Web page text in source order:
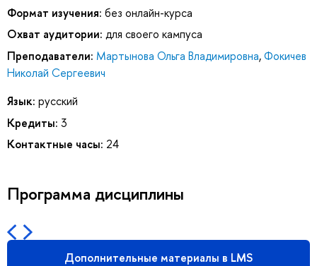
Формат изучения: без онлайн-курса
Охват аудитории: для своего кампуса
Преподаватели: Мартынова Ольга Владимировна,Фокичев
Николай Сергеевич
Язык: русский
Кредиты: 3
Контактные часы: 24
Программа дисциплины
Дополнительные материалы в LMS